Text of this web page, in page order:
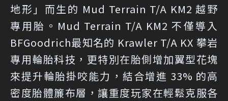
地形」而生的 Mud Terrain T/A KM2 越野
專用胎。Mud Terrain T/A KM2 不僅導入
BFGoodrich最知名的 Krawler T/A KX 攀岩
專用輪胎科技，更特別在胎側增加翼型花塊
來提升輪胎掛咬能力，結合增進 33% 的高
密度胎體簾布層，讓重度玩家在輕鬆克服各